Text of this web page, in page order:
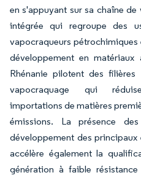
en s'appuyant sur sa chaîne
intégrée qui regroupe des
vapocraqueurs
développement en matériaux
Rhénanie pilotent des
vapocraquage qui
importations de matières
émissions. La présence
développement des
accélère également la
génération à faible